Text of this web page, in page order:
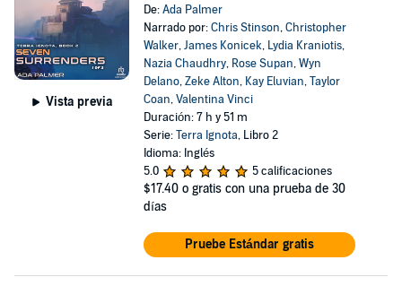
Vista previa
De:Ada Palmer
Narrado por:Chris Stinson,Christopher
Walker,James Konicek, Lydia Kraniotis,
Nazia Chaudhry, Rose Supan,Wyn
Delano,Zeke Alton, Kay Eluvian,Taylor
Coan,Valentina Vinci
Duración: 7 h y 51 m
Serie:Terra Ignota, Libro 2
Idioma: Inglés
5.0
5 calificaciones
$17.40 o gratis con una prueba de 30
días
Pruebe Estándar gratis